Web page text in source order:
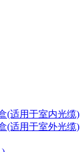
(适用于室内光缆)
(适用于室外光缆)